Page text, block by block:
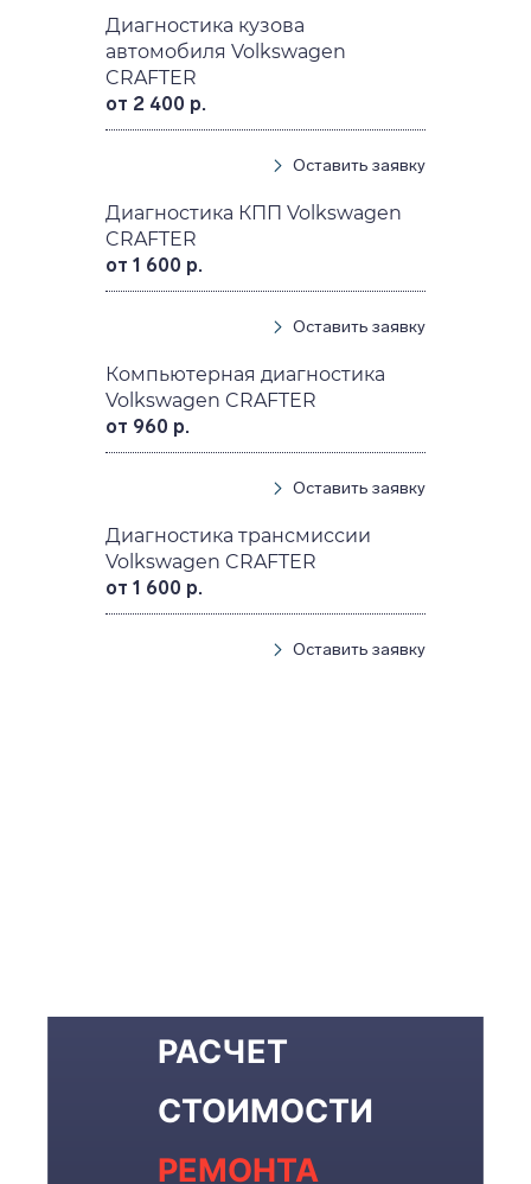
Диагностика кузова
автомобиля Volkswagen
CRAFTER
от 2 400 р.
Оставить заявку
Диагностика КПП Volkswagen
CRAFTER
от 1 600 р.
Оставить заявку
Компьютерная диагностика
Volkswagen CRAFTER
от 960 р.
Оставить заявку
Диагностика трансмиссии
Volkswagen CRAFTER
от 1 600 р.
Оставить заявку
РАСЧЕТ
СТОИМОСТИ
РЕМОНТА